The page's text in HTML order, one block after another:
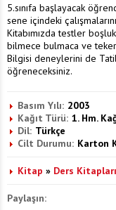
5.sınıfa başlayacak
sene içindeki
Kitabımızda testler
bilmece bulmaca ve
Bilgisi deneylerini de
öğreneceksiniz.
Basım Yılı: 2003
Kağıt Türü: 1. Hm.
Dil: Türkçe
Cilt Durumu: Karton
Kitap » Ders Kitapları
Paylaşın: